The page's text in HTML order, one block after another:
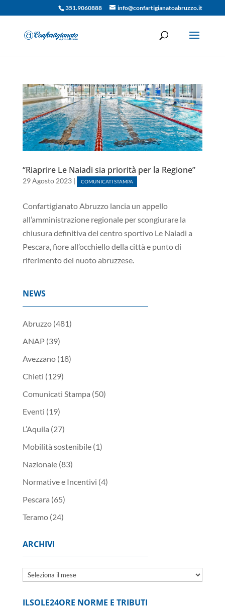
351.9060888 info@confartigianatoabruzzo.it
“Riaprire Le Naiadi sia priorità per la Regione”
29 Agosto 2023| COMUNICATI STAMPA
Confartigianato Abruzzo lancia un appello
all’amministrazione regionale per scongiurare la
chiusura definitiva del centro sportivo Le Naiadi a
Pescara, fiore all’occhiello della città e punto di
riferimento del nuoto abruzzese.
NEWS
Abruzzo(481)
ANAP(39)
Avezzano(18)
Chieti (129)
Comunicati Stampa (50)
Eventi (19)
L’Aquila (27)
Mobilità sostenibile(1)
Nazionale(83)
Normative e Incentivi (4)
Pescara (65)
Teramo(24)
ARCHIVI
Archivi
ILSOLE24ORE NORME E TRIBUTI